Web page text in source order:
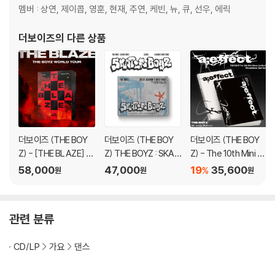
멤버 : 상연, 제이콥, 영훈, 현재, 주연, 케빈, 뉴, 큐, 선우, 에릭
더보이즈의 다른 상품
더보이즈 (THE BOY
Z) - [THE BLAZE] W
ORLD TOUR in SEO
58,000원
더보이즈 (THE BOY
Z) THE BOYZ : SKAT
ER BOYZ (2026) SE
47,000원
더보이즈 (THE BOY
Z) - The 10th Mini Al
bum [a;effect] [2종
35,600원
19%
관련 분류
CD/LP 가요 댄스